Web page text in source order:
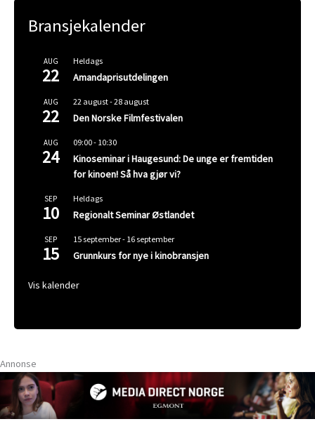
Bransjekalender
AUG
22
Heldags
Amandaprisutdelingen
AUG
22
22 august-28 august
Den Norske Filmfestivalen
AUG
24
09:00- 10:30
Kinoseminar i Haugesund: De unge er fremtiden
for kinoen! Så hva gjør vi?
SEP
10
Heldags
Regionalt Seminar Østlandet
SEP
15
15 september- 16 september
Grunnkurs for nye i kinobransjen
Vis kalender
Annonse